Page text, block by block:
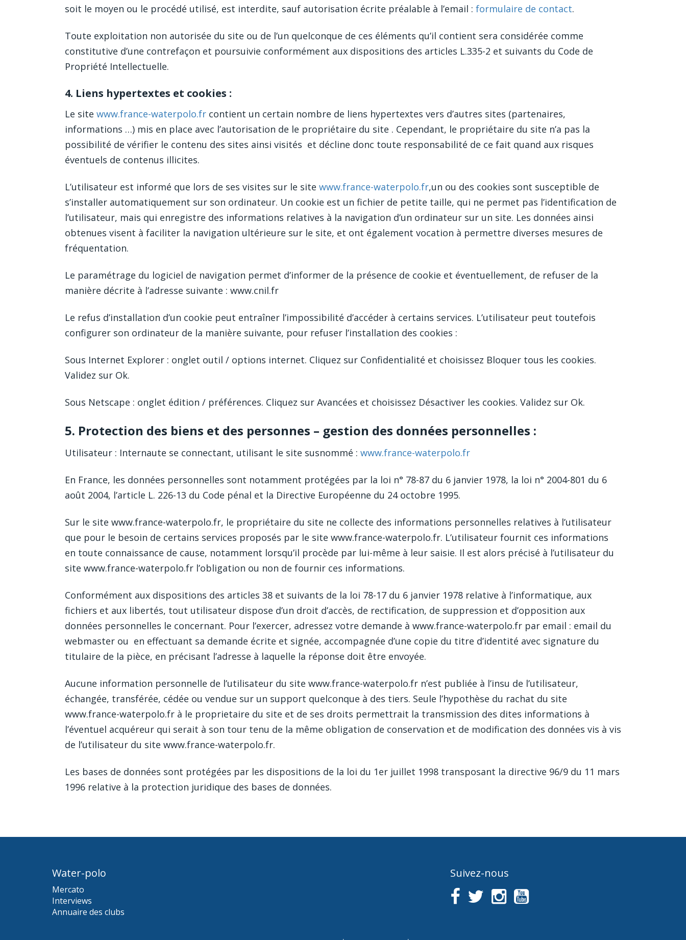
soit le moyen ou le procédé utilisé, est interdite, sauf autorisation écrite préalable à l’email : formulaire de contact.
Toute exploitation non autorisée du site ou de l’un quelconque de ces éléments qu’il contient sera considérée comme
constitutive d’une contrefaçon et poursuivie conformément aux dispositions des articles L.335-2 et suivants du Code de
Propriété Intellectuelle.
4. Liens hypertextes et cookies :
Le site www.france-waterpolo.fr contient un certain nombre de liens hypertextes vers d’autres sites (partenaires,
informations …) mis en place avec l’autorisation de le propriétaire du site . Cependant, le propriétaire du site n’a pas la
possibilité de vérifier le contenu des sites ainsi visités et décline donc toute responsabilité de ce fait quand aux risques
éventuels de contenus illicites.
L’utilisateur est informé que lors de ses visites sur le site www.france-waterpolo.fr,un ou des cookies sont susceptible de
s’installer automatiquement sur son ordinateur. Un cookie est un fichier de petite taille, qui ne permet pas l’identification de
l’utilisateur, mais qui enregistre des informations relatives à la navigation d’un ordinateur sur un site. Les données ainsi
obtenues visent à faciliter la navigation ultérieure sur le site, et ont également vocation à permettre diverses mesures de
fréquentation.
Le paramétrage du logiciel de navigation permet d’informer de la présence de cookie et éventuellement, de refuser de la
manière décrite à l’adresse suivante : www.cnil.fr
Le refus d’installation d’un cookie peut entraîner l’impossibilité d’accéder à certains services. L’utilisateur peut toutefois
configurer son ordinateur de la manière suivante, pour refuser l’installation des cookies :
Sous Internet Explorer : onglet outil / options internet. Cliquez sur Confidentialité et choisissez Bloquer tous les cookies.
Validez sur Ok.
Sous Netscape : onglet édition / préférences. Cliquez sur Avancées et choisissez Désactiver les cookies. Validez sur Ok.
5. Protection des biens et des personnes – gestion des données personnelles :
Utilisateur : Internaute se connectant, utilisant le site susnommé : www.france-waterpolo.fr
En France, les données personnelles sont notamment protégées par la loi n° 78-87 du 6 janvier 1978, la loi n° 2004-801 du 6
août 2004, l’article L. 226-13 du Code pénal et la Directive Européenne du 24 octobre 1995.
Sur le site www.france-waterpolo.fr, le propriétaire du site ne collecte des informations personnelles relatives à l’utilisateur
que pour le besoin de certains services proposés par le site www.france-waterpolo.fr. L’utilisateur fournit ces informations
en toute connaissance de cause, notamment lorsqu’il procède par lui-même à leur saisie. Il est alors précisé à l’utilisateur du
site www.france-waterpolo.fr l’obligation ou non de fournir ces informations.
Conformément aux dispositions des articles 38 et suivants de la loi 78-17 du 6 janvier 1978 relative à l’informatique, aux
fichiers et aux libertés, tout utilisateur dispose d’un droit d’accès, de rectification, de suppression et d’opposition aux
données personnelles le concernant. Pour l’exercer, adressez votre demande à www.france-waterpolo.fr par email : email du
webmaster ou en effectuant sa demande écrite et signée, accompagnée d’une copie du titre d’identité avec signature du
titulaire de la pièce, en précisant l’adresse à laquelle la réponse doit être envoyée.
Aucune information personnelle de l’utilisateur du site www.france-waterpolo.fr n’est publiée à l’insu de l’utilisateur,
échangée, transférée, cédée ou vendue sur un support quelconque à des tiers. Seule l’hypothèse du rachat du site
www.france-waterpolo.fr à le proprietaire du site et de ses droits permettrait la transmission des dites informations à
l’éventuel acquéreur qui serait à son tour tenu de la même obligation de conservation et de modification des données vis à vis
de l’utilisateur du site www.france-waterpolo.fr.
Les bases de données sont protégées par les dispositions de la loi du 1er juillet 1998 transposant la directive 96/9 du 11 mars
1996 relative à la protection juridique des bases de données.
Water-polo
Mercato
Interviews
Annuaire des clubs
Suivez-nous